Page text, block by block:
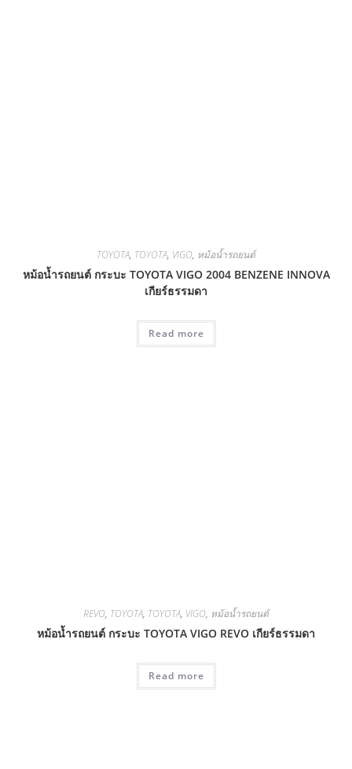
TOYOTA, TOYOTA, VIGO, หม้อน้ำรถยนต์
หม้อน้ำรถยนต์ กระบะ TOYOTA VIGO 2004 BENZENE INNOVA
เกียร์ธรรมดา
Read more
REVO, TOYOTA, TOYOTA, VIGO, หม้อน้ำรถยนต์
หม้อน้ำรถยนต์ กระบะ TOYOTA VIGO REVO เกียร์ธรรมดา
Read more